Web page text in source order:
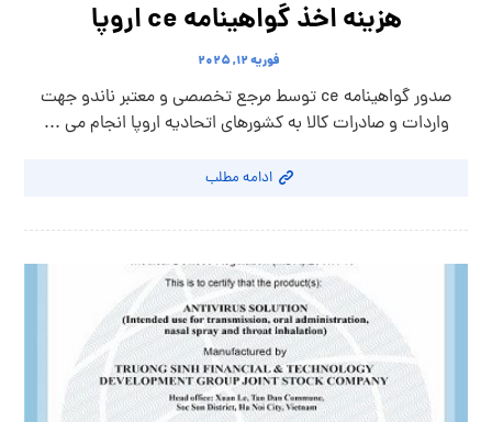
هزینه اخذ گواهینامه ce اروپا
فوریه ۱۲, ۲۰۲۵
صدور گواهینامه ce توسط مرجع تخصصی و معتبر ناندو جهت
واردات و صادرات کالا به کشورهای اتحادیه اروپا انجام می ...
ادامه مطلب